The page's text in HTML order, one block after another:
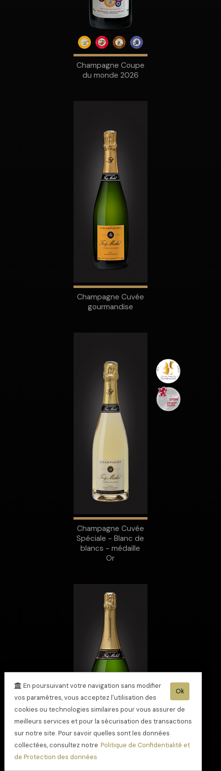
Champagne Coupe
du monde 2026
Champagne Cuvée
gourmandise
Champagne Cuvée
Spéciale - Blanc de
blancs - médaille
Or
Ok
En poursuivant votre navigation sans modifier
vos paramètres, vous acceptez l'utilisation des
cookies ou technologies similaires pour vous assurer de
meilleurs services et pour la sécurisation des transactions
sur notre site. Pour savoir quelles sont les données
collectées, consultez notre Politique de Confidentialité et
de Protection des données